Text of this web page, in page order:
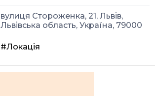
вулиця Стороженка, 21, Львів,
Львівська область, Україна, 79000
#Локація